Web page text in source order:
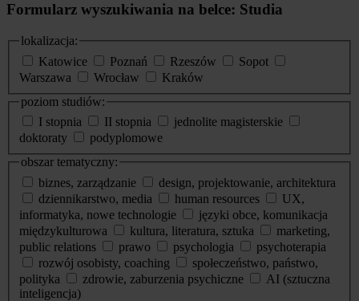
Formularz wyszukiwania na belce: Studia
lokalizacja:
Katowice
Poznań Rzeszów
Sopot
Warszawa
Wrocław
Kraków
poziom studiów:
I stopnia
II stopnia
jednolite magisterskie
doktoraty
podyplomowe
obszar tematyczny:
biznes, zarządzanie
design, projektowanie, architektura
dziennikarstwo, media
human resources
UX,
informatyka, nowe technologie
języki obce, komunikacja
międzykulturowa
kultura, literatura, sztuka
marketing,
public relations
prawo psychologia
psychoterapia
rozwój osobisty, coaching
społeczeństwo, państwo,
polityka
zdrowie, zaburzenia psychiczne
AI (sztuczna
inteligencja)